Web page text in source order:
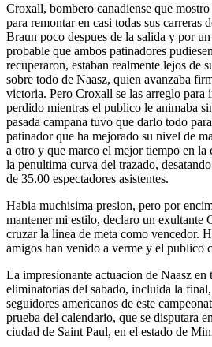
Croxall, bombero canadiense que
para remontar en casi todas sus carreras
Braun poco despues de la salida y por
probable que ambos patinadores
recuperaron, estaban realmente lejos de
sobre todo de Naasz, quien avanzaba
victoria. Pero Croxall se las arreglo para
perdido mientras el publico le animaba
pasada campana tuvo que darlo todo
patinador que ha mejorado su nivel de
a otro y que marco el mejor tiempo en
la penultima curva del trazado,
de 35.00 espectadores asistentes.
Habia muchisima presion, pero por
mantener mi estilo, declaro un exultante
cruzar la linea de meta como vencedor.
amigos han venido a verme y el publico
La impresionante actuacion de Naasz en
eliminatorias del sabado, incluida la
seguidores americanos de este
prueba del calendario, que se disputara
ciudad de Saint Paul, en el estado de